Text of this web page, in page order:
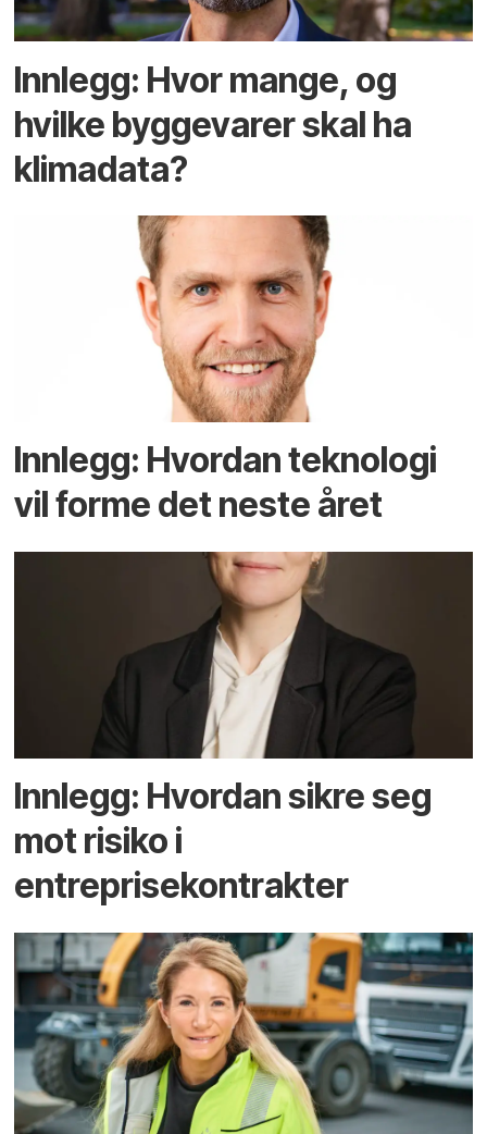
Innlegg: Hvor mange, og
hvilke byggevarer skal ha
klimadata?
Innlegg: Hvordan teknologi
vil forme det neste året
Innlegg: Hvordan sikre seg
mot risiko i
entreprisekontrakter